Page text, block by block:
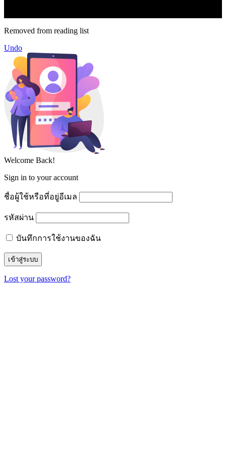
Removed from reading list
Undo
Welcome Back!
Sign in to your account
ชื่อผู้ใช้หรือที่อยู่อีเมล
รหัสผ่าน
บันทึกการใช้งานของฉัน
Lost your password?